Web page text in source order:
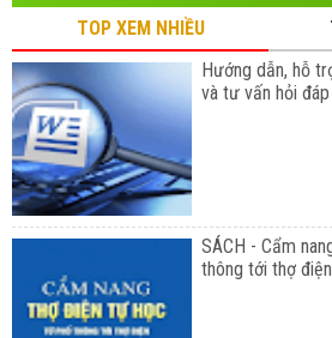
TOP XEM NHIỀU
Hướng dẫn, hỗ
và tư vấn hỏi đáp
SÁCH - Cẩm
thông tới thợ